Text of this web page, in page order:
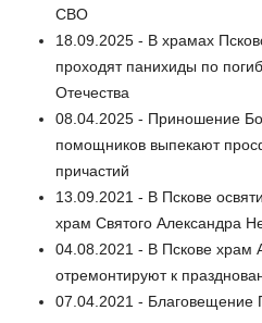
СВО
18.09.2025 - В храмах
проходят панихиды по
Отечества
08.04.2025 - Приношение
помощников выпекают
причастий
13.09.2021 - В Пскове
храм Святого Александра
04.08.2021 - В Пскове храм
отремонтируют к
07.04.2021 - Благовещение